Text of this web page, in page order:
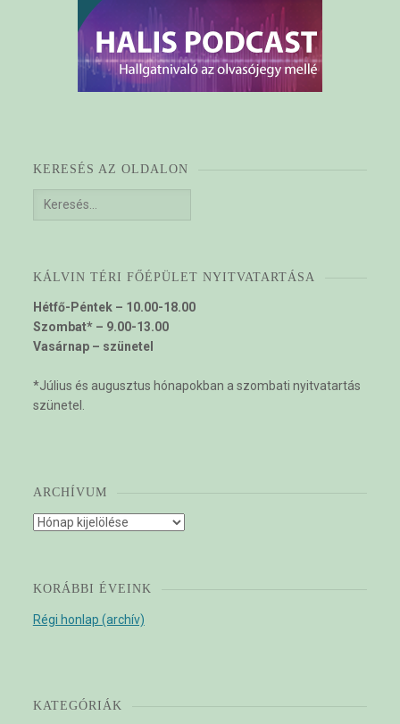
KERESÉS AZ OLDALON
Keresés:
KÁLVIN TÉRI FŐÉPÜLET NYITVATARTÁSA
Hétfő-Péntek – 10.00-18.00
Szombat* – 9.00-13.00
Vasárnap – szünetel
*Július és augusztus hónapokban a szombati nyitvatartás
szünetel.
ARCHÍVUM
Archívum
KORÁBBI ÉVEINK
Régi honlap (archív)
KATEGÓRIÁK